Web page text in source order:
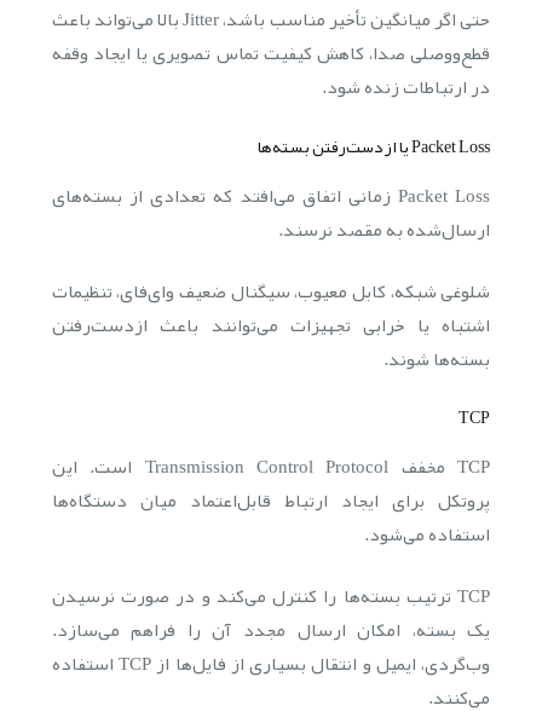
حتی اگر میانگین تأخیر مناسب باشد، Jitter بالا می‌تواند باعث
قطع‌ووصلی صدا، کاهش کیفیت تماس تصویری یا ایجاد وقفه
در ارتباطات زنده شود.
Packet Loss یا ازدست‌رفتن بسته‌ها
Packet Loss زمانی اتفاق می‌افتد که تعدادی از بسته‌های
ارسال‌شده به مقصد نرسند.
شلوغی شبکه، کابل معیوب، سیگنال ضعیف وای‌فای، تنظیمات
اشتباه یا خرابی تجهیزات می‌توانند باعث ازدست‌رفتن
بسته‌ها شوند.
TCP
TCP مخفف Transmission Control Protocol است. این
پروتکل برای ایجاد ارتباط قابل‌اعتماد میان دستگاه‌ها
استفاده می‌شود.
TCP ترتیب بسته‌ها را کنترل می‌کند و در صورت نرسیدن
یک بسته، امکان ارسال مجدد آن را فراهم می‌سازد.
وب‌گردی، ایمیل و انتقال بسیاری از فایل‌ها از TCP استفاده
می‌کنند.